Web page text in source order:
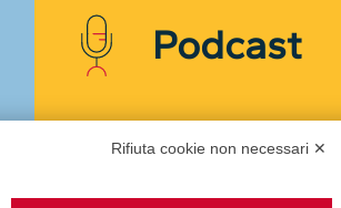
Podcast
Ascolta i podcast di
Rifiuta cookie non necessari ✕